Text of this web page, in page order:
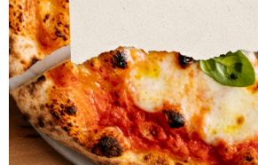
sauf les mercredis
Fermé Samedi midi